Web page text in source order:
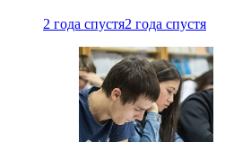
2 года спустя2 года спустя